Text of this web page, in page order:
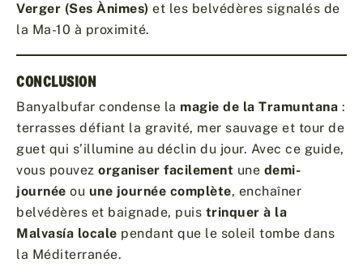
Verger (Ses Ànimes) et les belvédères signalés de
la Ma-10 à proximité.
CONCLUSION
Banyalbufar condense la magie de la Tramuntana :
terrasses défiant la gravité, mer sauvage et tour de
guet qui s’illumine au déclin du jour. Avec ce guide,
vous pouvez organiser facilement une demi-
journée ou une journée complète, enchaîner
belvédères et baignade, puis trinquer à la
Malvasía locale pendant que le soleil tombe dans
la Méditerranée.